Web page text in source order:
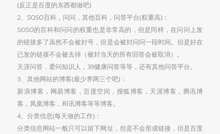
(反正是百度的东西都做吧)
2、SOSO百科，问问，其他百科，问答平台(权重高)：
SOSO的百科和问问的权重也是非常高的，但是同样，在问问上发
的链接多了虽然不会被封号，但是会被封问问一段时间。但是好在
已发的链接不会被去掉（被封当天的所有回答会被取消）。
天涯问答，爱问知识人，39健康问答等等，还有其他问答平台。
3、其他网站的博客(最少养两三个吧)：
新浪博客，网易博客，百度空间，搜狐博客，天涯博客，腾讯博
客，凤凰博客，和讯博客等等博客。
4、分类信息(每天做的工作)：
分类信息网站一般只可以留下网址，但是不会形成链接，但是百度